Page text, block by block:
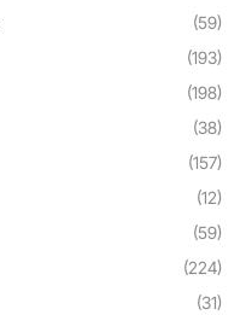
(59)
(193)
(198)
(38)
(157)
(12)
(59)
(224)
(31)